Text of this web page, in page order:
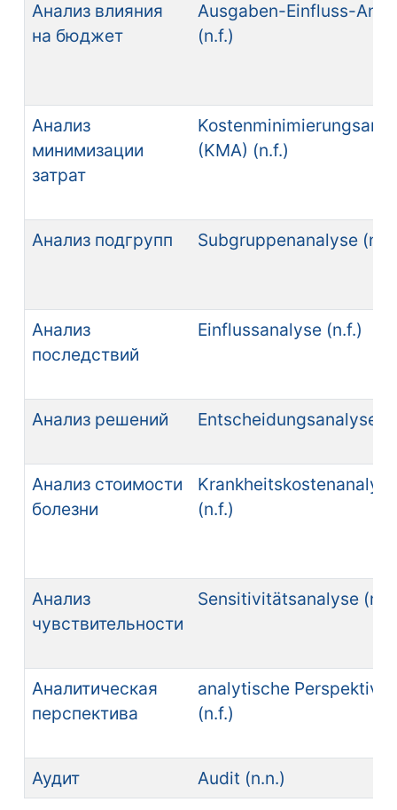
Анализ влияния
на бюджет
Ausgaben-Einfluss-
(n.f.)
Анализ
минимизации
затрат
(KMA) (n.f.)
Анализ подгрупп Subgruppenanalyse
Анализ
последствий
Einflussanalyse (n.f.)
Анализ решений Entscheidungsanalyse
Анализ стоимости
болезни
Krankheitskostenanalyse
(n.f.)
Анализ
чувствительности
Sensitivitätsanalyse
Аналитическая
перспектива
analytische Perspektive
(n.f.)
Аудит Audit (n.n.)